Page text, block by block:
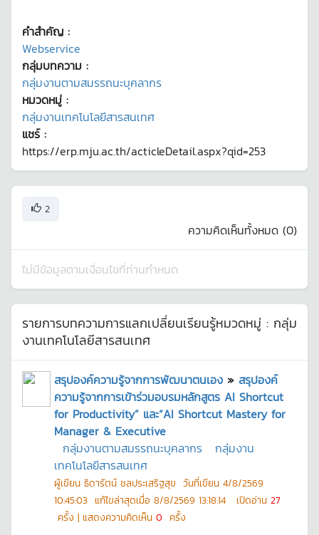
คำสำคัญ :
Webservice
กลุ่มบทความ :
กลุ่มงานตามสมรรถนะบุคลากร
หมวดหมู่ :
กลุ่มงานเทคโนโลยีสารสนเทศ
แชร์ :
https://erp.mju.ac.th/acticleDetail.aspx?qid=253
2
ความคิดเห็นทั้งหมด (0)
ไม่มีข้อมูลตามเงื่อนไขที่ท่านกำหนด
รายการบทความการแลกเปลี่ยนเรียนรู้หมวดหมู่ : กลุ่ม
งานเทคโนโลยีสารสนเทศ
สรุปองค์ความรู้จากการพัฒนาตนเอง » สรุปองค์
ความรู้จากการเข้าร่วมอบรมหลักสูตร AI Shortcut
for Productivity” และ“AI Shortcut Mastery for
Manager & Executive
กลุ่มงานตามสมรรถนะบุคลากร
กลุ่มงาน
เทคโนโลยีสารสนเทศ
ผู้เขียน ธิดารัตน์ ชลประเสริฐสุข วันที่เขียน 4/8/2569
10:45:03 แก้ไขล่าสุดเมื่อ 8/8/2569 13:18:14 เปิดอ่าน 27
ครั้ง | แสดงความคิดเห็น 0 ครั้ง